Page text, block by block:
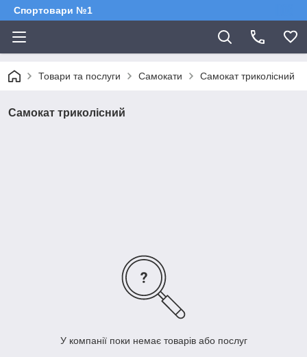
Спортовари №1
Товари та послуги Самокати Самокат триколісний
Самокат триколісний
У компанії поки немає товарів або послуг